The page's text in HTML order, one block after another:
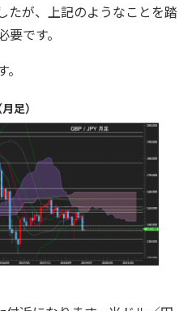
たが、上記のようなことを踏
です。
足）